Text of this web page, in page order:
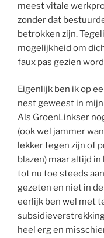
meest vitale
zonder dat
betrokken zijn.
mogelijkheid om
faux pas gezien
Eigenlijk ben ik op
nest geweest in
Als GroenLinkser
(ook wel jammer
lekker tegen zijn of
blazen) maar altijd
tot nu toe steeds
gezeten en niet in
eerlijk ben wel met
heel erg en